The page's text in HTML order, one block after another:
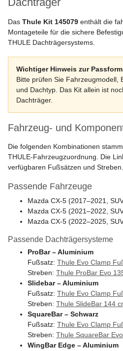
Das Thule Kit 145079 enthält die
Montageteile für die sichere
THULE Dachträgersystems.
Wichtiger Hinweis zur
Bitte prüfen Sie Fahrzeugmodell,
und Dachtyp. Das Kit allein ist
Dachträger.
Fahrzeug- und
Die folgenden Kombinationen
THULE-Fahrzeugzuordnung. Die
verfügbaren Fußsätzen und Streben.
Passende Fahrzeuge
Mazda CX-5 (2017–2021,
Mazda CX-5 (2021–2022,
Mazda CX-5 (2022–2025,
Passende Dachträgersysteme
ProBar – Aluminium
Fußsatz: Thule Evo Clamp
Streben: Thule ProBar Evo
Slidebar – Aluminium
Fußsatz: Thule Evo Clamp
Streben: Thule SlideBar 144
SquareBar – Schwarz
Fußsatz: Thule Evo Clamp
Streben: Thule SquareBar
WingBar Edge – Aluminium